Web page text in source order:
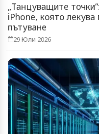
„Танцуващите
iPhone, която
пътуване
29 Юли 2026